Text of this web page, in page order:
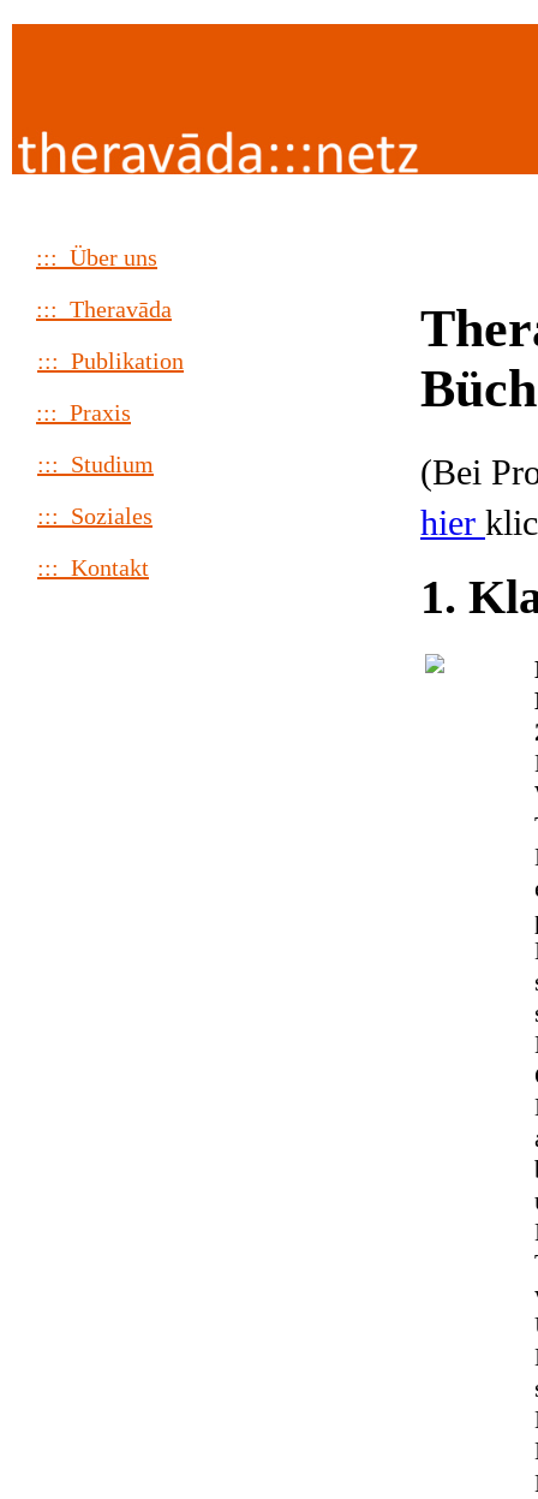
::: Über uns
::: Theravāda
::: Publikation
::: Praxis
::: Studium
::: Soziales
::: Kontakt
(Bei
hier
1.